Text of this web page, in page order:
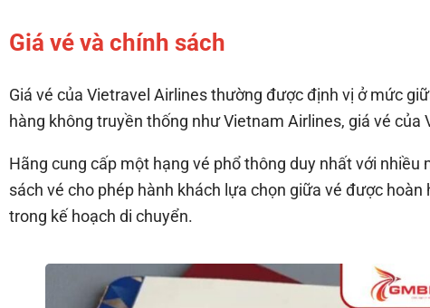
Giá vé và chính sách
Giá vé của Vietravel Airlines thường được định vị ở mức
hàng không truyền thống như Vietnam Airlines, giá vé của
Hãng cung cấp một hạng vé phổ thông duy nhất với
sách vé cho phép hành khách lựa chọn giữa vé được
trong kế hoạch di chuyển.